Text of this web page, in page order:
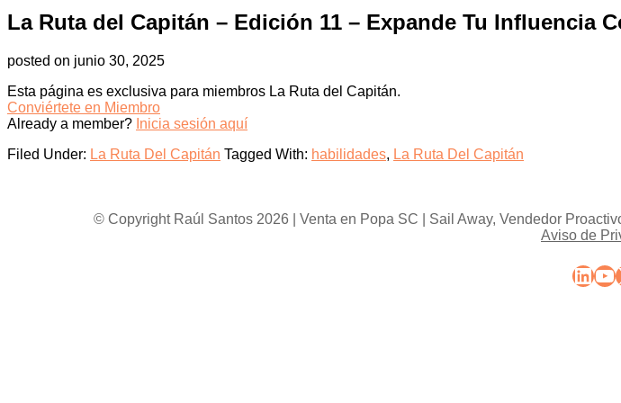
La Ruta del Capitán – Edición 11 – Expande Tu Influencia
posted on junio 30, 2025
Esta página es exclusiva para miembros La Ruta del Capitán.
Conviértete en Miembro
Already a member? Inicia sesión aquí
Filed Under: La Ruta Del Capitán Tagged With: habilidades, La Ruta Del Capitán
© Copyright Raúl Santos 2026 | Venta en Popa SC | Sail Away, Vendedor
Aviso de